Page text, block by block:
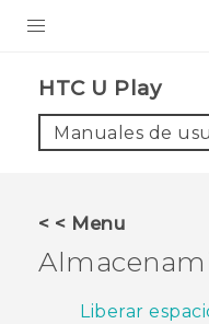
VIVE
HTC U Play‎
Manuales de
< < Menu
Liberar